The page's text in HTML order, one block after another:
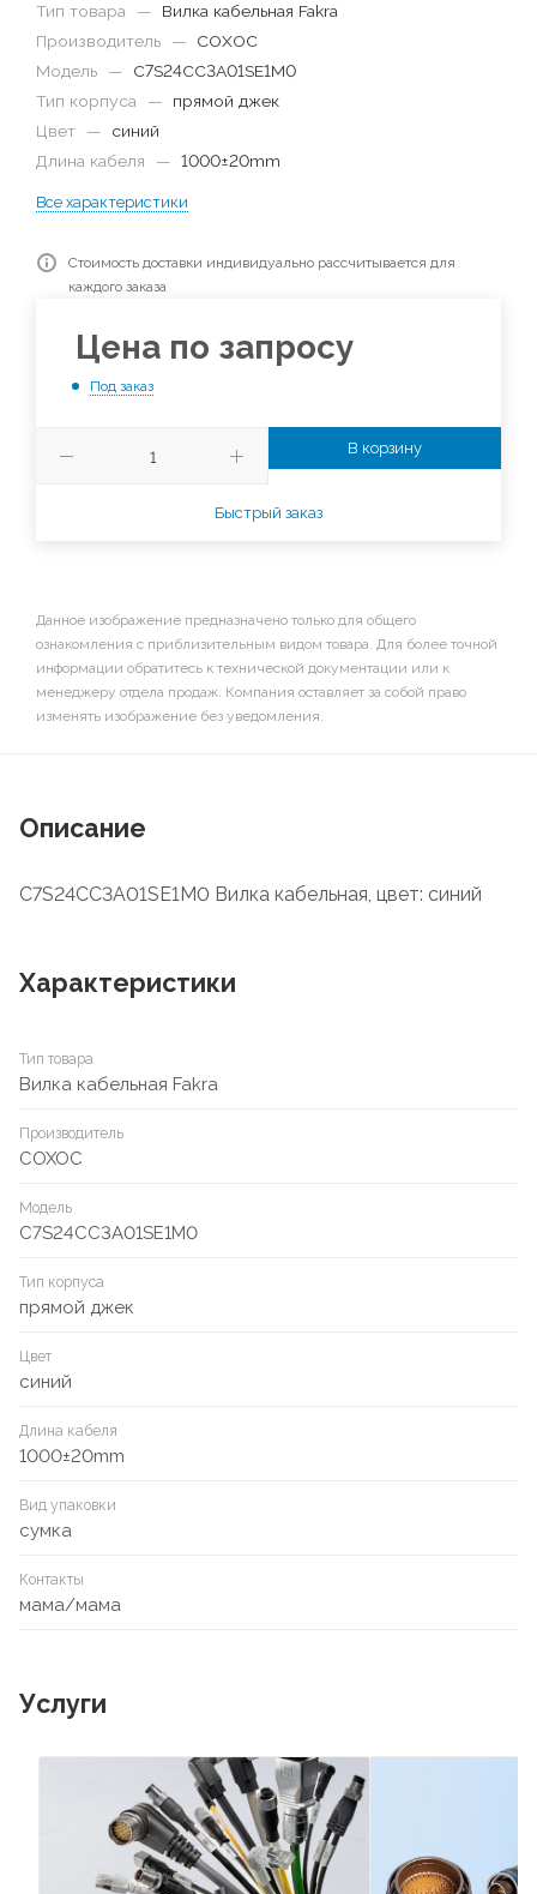
Тип товара —
Вилка кабельная Fakra
Производитель
—
COXOC
Модель
—
C7S24CC3A01SE1M0
Тип корпуса
—
прямой джек
Цвет
—
синий
Длина кабеля
— 1000±20mm
Все характеристики
Стоимость доставки индивидуально рассчитывается для
каждого заказа
Цена по запросу
Под заказ
В корзину
Быстрый заказ
Данное изображение предназначено только для общего
ознакомления с приблизительным видом товара. Для более точной
информации обратитесь к технической документации или к
менеджеру отдела продаж. Компания оставляет за собой право
изменять изображение без уведомления.
Описание
C7S24CC3A01SE1M0 Вилка кабельная, цвет: синий
Характеристики
Тип товара
Вилка кабельная Fakra
Производитель
COXOC
Модель
C7S24CC3A01SE1M0
Тип корпуса
прямой джек
Цвет
синий
Длина кабеля
1000±20mm
Вид упаковки
сумка
Контакты
мама/мама
Услуги